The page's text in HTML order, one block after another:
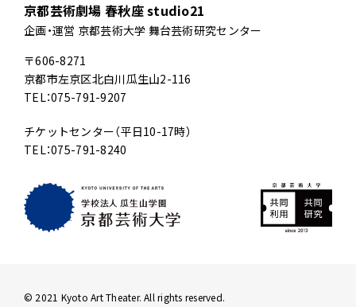
京都芸術劇場 春秋座 studio21
企画・運営 京都芸術大学 舞台芸術研究センター
〒606-8271
京都市左京区北白川瓜生山2-116
TEL：075-791-9207
チケットセンター（平日10-17時）
TEL：075-791-8240
© 2021 Kyoto Art Theater. All rights reserved.